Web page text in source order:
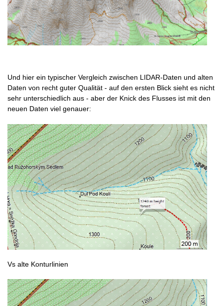
Und hier ein typischer Vergleich zwischen LIDAR-Daten und alten
Daten von recht guter Qualität - auf den ersten Blick sieht es nicht
sehr unterschiedlich aus - aber der Knick des Flusses ist mit den
neuen Daten viel genauer:
Vs alte Konturlinien